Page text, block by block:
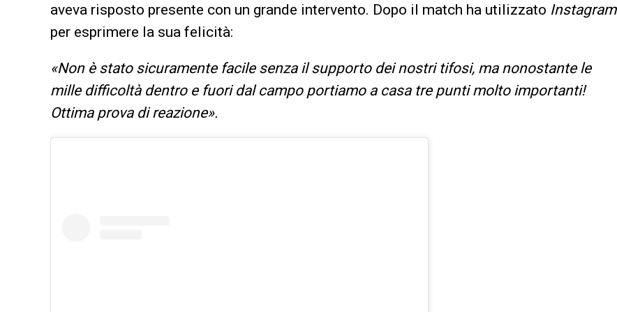
aveva risposto presente con un grande intervento. Dopo il match ha utilizzato Instagram
per esprimere la sua felicità:
«Non è stato sicuramente facile senza il supporto dei nostri tifosi, ma nonostante le
mille difficoltà dentro e fuori dal campo portiamo a casa tre punti molto importanti!
Ottima prova di reazione».